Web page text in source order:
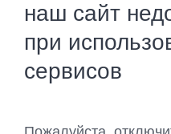
наш сайт
при
сервисов